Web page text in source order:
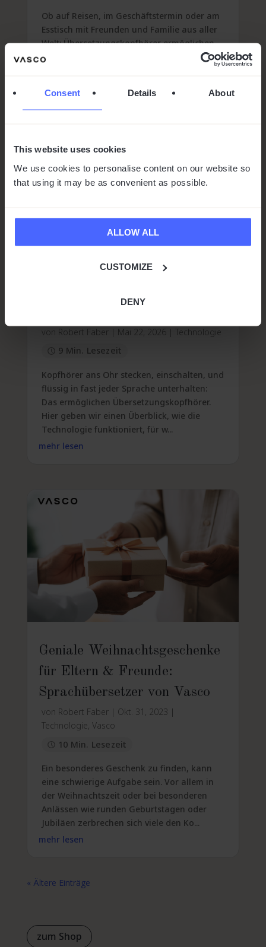
Consent Details About
This website uses cookies
We use cookies to personalise content on our website so
that using it may be as convenient as possible.
ALLOW ALL
CUSTOMIZE
DENY
Ob auf Reisen, im Geschäftstermin oder am
Esstisch mit Freunden und Familie aus aller
Welt: Übersetzungskopfhörer ermöglichen
es, Gespräche in fremden Sprachen zu
von Robert Faber| Mai 22, 2026| Technologie
9 Min. Lesezeit
Kopfhörer ans Ohr stecken, einschalten, und
flüssig in fast jeder Sprache unterhalten:
Das ermöglichen Übersetzungskopfhörer.
Hier geben wir einen Überblick, wie die
Technologie funktioniert, für w...
mehr lesen
Geniale Weihnachtsgeschenke
für Eltern & Freunde:
Sprachübersetzer von Vasco
von Robert Faber| Okt. 31, 2023 |
Technologie, Vasco
10 Min. Lesezeit
Ein besonderes Geschenk zu finden, kann
eine schwierige Aufgabe sein. Vor allem in
der Weihnachtszeit oder bei besonderen
Anlässen wie runden Geburtstagen oder
Jubiläen zerbrechen sich viele den Ko...
mehr lesen
« Ältere Einträge
zum Shop